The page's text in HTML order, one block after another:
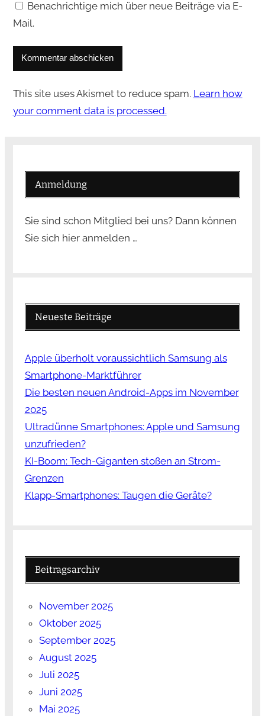
Benachrichtige mich über neue Beiträge via E-
Mail.
This site uses Akismet to reduce spam. Learn how
your comment data is processed.
Anmeldung
Sie sind schon Mitglied bei uns? Dann können
Sie sich hier anmelden …
Neueste Beiträge
Apple überholt voraussichtlich Samsung als
Smartphone-Marktführer
Die besten neuen Android-Apps im November
2025
Ultradünne Smartphones: Apple und Samsung
unzufrieden?
KI-Boom: Tech-Giganten stoßen an Strom-
Grenzen
Klapp-Smartphones: Taugen die Geräte?
Beitragsarchiv
November 2025
Oktober 2025
September 2025
August 2025
Juli 2025
Juni 2025
Mai 2025